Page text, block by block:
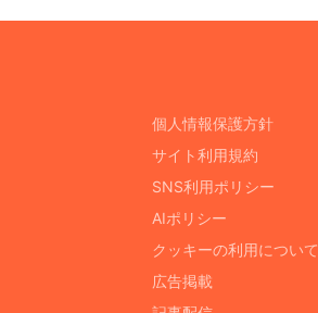
個人情報保護方針
サイト利用規約
SNS利用ポリシー
AIポリシー
クッキーの利用について
広告掲載